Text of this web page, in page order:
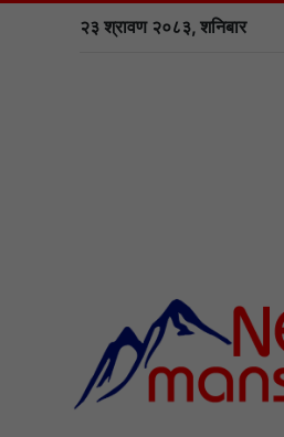
२३ श्रावण २०८३, शनिबार